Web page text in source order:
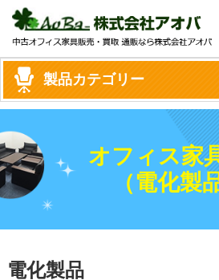
製品カテゴリー
オフィス家
（電化製
電化製品